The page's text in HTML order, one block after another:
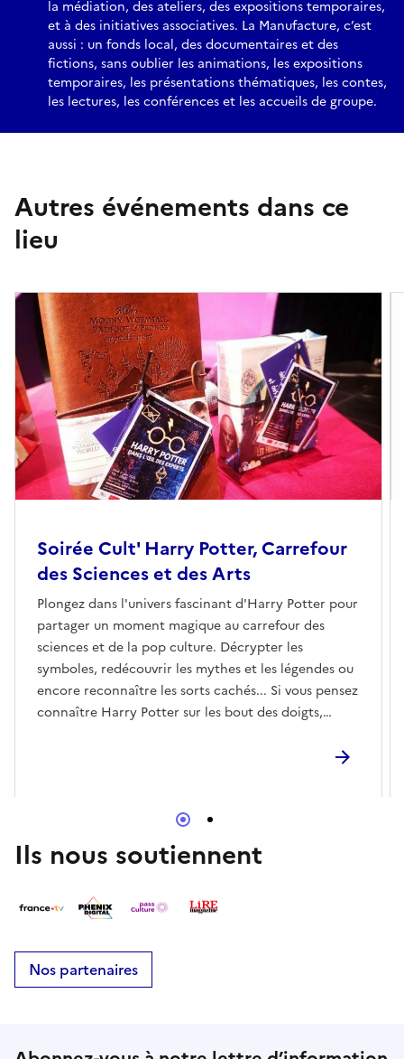
la médiation, des ateliers, des expositions temporaires,
et à des initiatives associatives. La Manufacture, c’est
aussi : un fonds local, des documentaires et des
fictions, sans oublier les animations, les expositions
temporaires, les présentations thématiques, les contes,
les lectures, les conférences et les accueils de groupe.
Autres événements dans ce
lieu
Soirée Cult' Harry Potter, Carrefour
des Sciences et des Arts
Plongez dans l'univers fascinant d'Harry Potter pour
partager un moment magique au carrefour des
sciences et de la pop culture. Décrypter les
symboles, redécouvrir les mythes et les légendes ou
encore reconnaître les sorts cachés... Si vous pensez
connaître Harry Potter sur les bout des doigts,
Ils nous soutiennent
Nos partenaires